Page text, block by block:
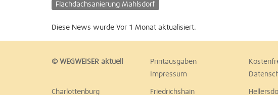
Flachdachsanierung Mahlsdorf
Diese News wurde Vor 1 Monat aktualisiert.
© WEGWEISER aktuell Printausgaben
Impressum
Charlottenburg Friedrichshain